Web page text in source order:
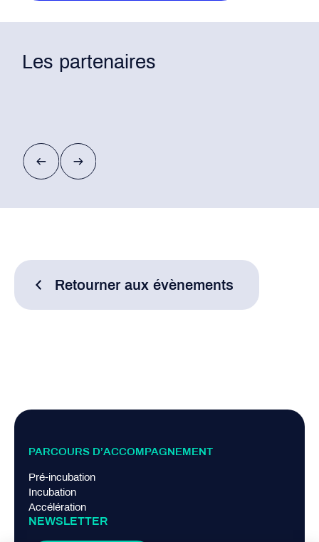
Les partenaires
Retourner aux évènements
PARCOURS D’ACCOMPAGNEMENT
Pré-incubation
Incubation
Accélération
NEWSLETTER